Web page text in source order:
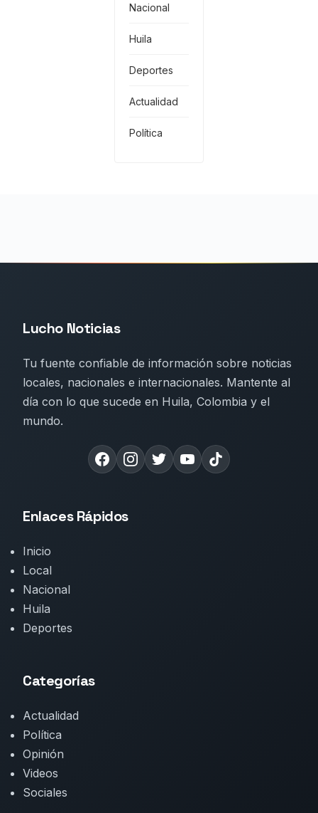
Nacional
Huila
Deportes
Actualidad
Política
Lucho Noticias
Tu fuente confiable de información sobre noticias
locales, nacionales e internacionales. Mantente al
día con lo que sucede en Huila, Colombia y el
mundo.
Enlaces Rápidos
Inicio
Local
Nacional
Huila
Deportes
Categorías
Actualidad
Política
Opinión
Videos
Sociales